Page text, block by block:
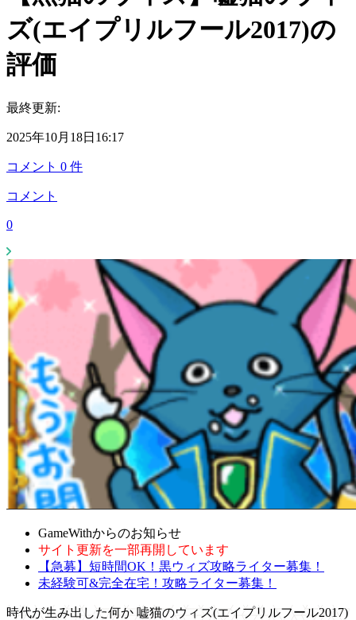
ズ(エイプリルフール2017)の
評価
最終更新:
2025年10月18日16:17
コメント 0 件
コメント
0
GameWithからのお知らせ
サイト更新を一部再開しています
【急募】短時間OK！黒ウィズ攻略ライター募集！
未経験可&完全在宅！攻略ライター募集！
時代が生み出した何か 嘘猫のウィズ(エイプリルフール2017)